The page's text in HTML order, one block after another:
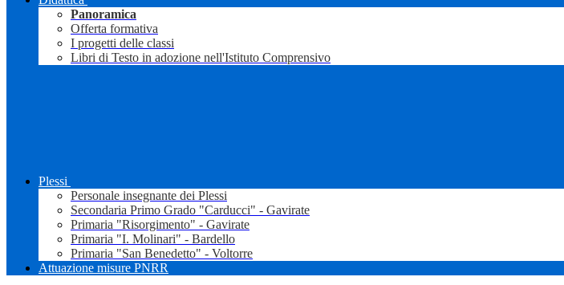
Panoramica
Offerta formativa
I progetti delle classi
Libri di Testo in adozione nell'Istituto Comprensivo
Plessi
Personale insegnante dei Plessi
Secondaria Primo Grado "Carducci" - Gavirate
Primaria "Risorgimento" - Gavirate
Primaria "I. Molinari" - Bardello
Primaria "San Benedetto" - Voltorre
Attuazione misure PNRR